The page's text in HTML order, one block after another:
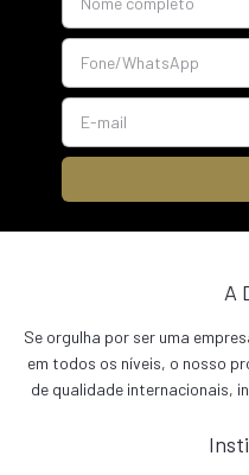
A
Se orgulha por ser uma
em todos os níveis, o nosso
de qualidade internacionais,